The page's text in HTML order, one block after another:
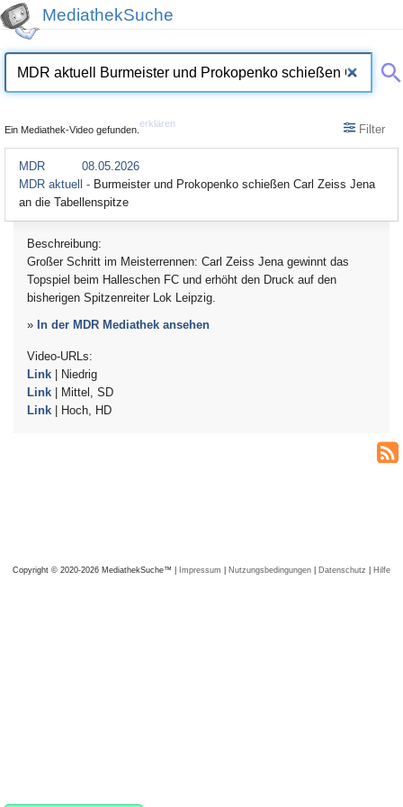
MediathekSuche
Ein Mediathek-Video gefunden.
erklären Filter
MDR
08.05.2026
MDR aktuell - Burmeister und Prokopenko schießen Carl Zeiss Jena
an die Tabellenspitze
Beschreibung:
Großer Schritt im Meisterrennen: Carl Zeiss Jena gewinnt das
Topspiel beim Halleschen FC und erhöht den Druck auf den
bisherigen Spitzenreiter Lok Leipzig.
» In der MDR Mediathek ansehen
Video-URLs:
Link | Niedrig
Link | Mittel, SD
Link | Hoch, HD
Copyright © 2020-2026 MediathekSuche™ | Impressum | Nutzungsbedingungen | Datenschutz | Hilfe